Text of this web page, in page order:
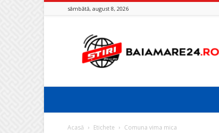
sâmbătă, august 8, 2026
Baia
Mare
24
Acasă Etichete Comuna vima mica